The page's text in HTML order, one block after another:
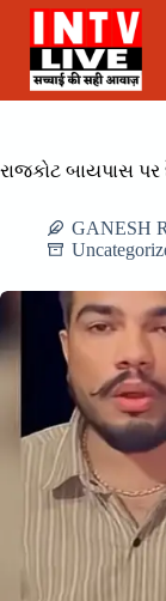
Skip
content
રાજકોટ બાયપાસ પર
GANESH